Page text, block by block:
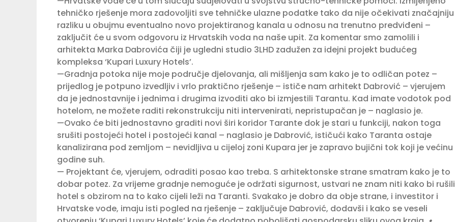
tehničko rješenje mora zadovoljiti sve tehničke ulazne podatke tako da nije očekivati značajniju
razliku u obujmu eventualno novo projektiranog kanala u odnosu na trenutno predviđeni –
zaključit će u svom odgovoru iz Hrvatskih voda na naše upit. Za komentar smo zamolili i
arhitekta Marka Dabrovića čiji je ugledni studio 3LHD zadužen za idejni projekt budućeg
kompleksa ‘Kupari Luxury Hotels’.
—Gradnja potoka nije moje područje djelovanja, ali mišljenja sam kako je to odličan potez –
prijedlog je potpuno izvedljiv i vrlo praktično rješenje – ističe nam arhitekt Dabrović – vjerujem
da je jednostavnije i jednima i drugima izvoditi ako bi izmjestili Tarantu. Kad imate vodotok pod
hotelom, ne možete raditi rekonstrukciju niti intervenirati, nepristupačan je – naglasio je.
—Ovako će biti jednostavno graditi novi širi koridor Tarante dok je stari u funkciji, nakon toga
srušiti postojeći hotel i postojeći kanal – naglasio je Dabrović, ističući kako Taranta ostaje
kanalizirana pod zemljom – nevidljiva u cijeloj zoni Kupara jer je zapravo bujični tok koji je većinu
godine suh.
— Projektant će, vjerujem, odraditi posao kao treba. S arhitektonske strane smatram kako je to
dobar potez. Za vrijeme gradnje nemoguće je održati sigurnost, ustvari ne znam niti kako bi rušili
hotel s obzirom na to kako cijeli leži na Taranti. Svakako je dobro da obje strane, i investitor i
Hrvatske vode, imaju isti pogled na rješenje – zaključuje Dabrović, dodavši i kako se veseli